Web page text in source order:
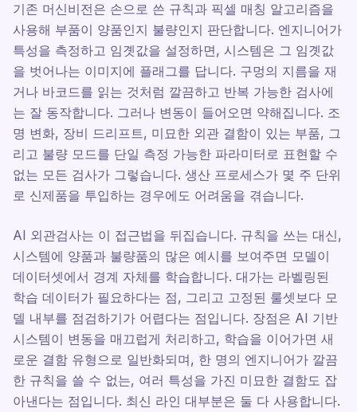
기존 머신비전은 손으로 쓴 규칙과 픽셀 매칭 알고리즘을
사용해 부품이 양품인지 불량인지 판단합니다. 엔지니어가
특성을 측정하고 임곗값을 설정하면, 시스템은 그 임곗값
을 벗어나는 이미지에 플래그를 답니다. 구멍의 지름을 재
거나 바코드를 읽는 것처럼 깔끔하고 반복 가능한 검사에
는 잘 동작합니다. 그러나 변동이 들어오면 약해집니다. 조
명 변화, 장비 드리프트, 미묘한 외관 결함이 있는 부품, 그
리고 불량 모드를 단일 측정 가능한 파라미터로 표현할 수
없는 모든 검사가 그렇습니다. 생산 프로세스가 몇 주 단위
로 신제품을 투입하는 경우에도 어려움을 겪습니다.
AI 외관검사는 이 접근법을 뒤집습니다. 규칙을 쓰는 대신,
시스템에 양품과 불량품의 많은 예시를 보여주면 모델이
데이터셋에서 경계 자체를 학습합니다. 대가는 라벨링된
학습 데이터가 필요하다는 점, 그리고 고정된 룰셋보다 모
델 내부를 점검하기가 어렵다는 점입니다. 장점은 AI 기반
시스템이 변동을 매끄럽게 처리하고, 학습을 이어가면 새
로운 결함 유형으로 일반화되며, 한 명의 엔지니어가 깔끔
한 규칙을 쓸 수 없는, 여러 특성을 가진 미묘한 결함도 잡
아낸다는 점입니다. 최신 라인 대부분은 둘 다 사용합니다.